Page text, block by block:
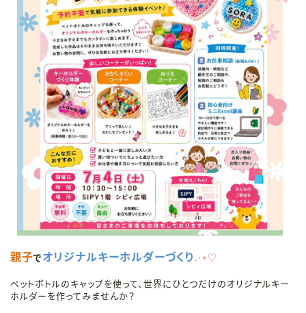
親子でオリジナルキーホルダーづくり .˖⋆♡
ペットボトルのキャップを使って、世界にひとつだけのオリジナルキー
ホルダーを作ってみませんか？